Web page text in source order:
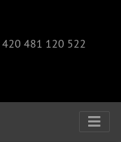
420 481 120 522